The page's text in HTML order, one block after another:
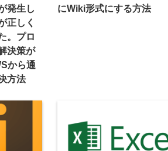
発生し
正しく
。プロ
決策が
から通
方法
にWiki形式にする方法